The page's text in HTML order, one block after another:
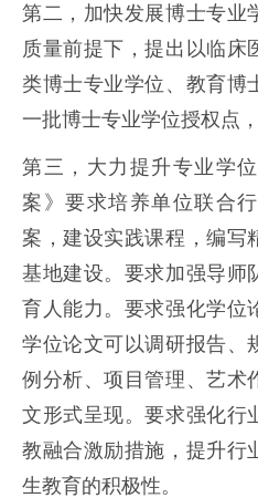
第二，加快发展博士专业
质量前提下，提出以临床
类博士专业学位、教育博
一批博士专业学位授权点
第三，大力提升专业学
案》要求培养单位联合
案，建设实践课程，编写
基地建设。要求加强导师
育人能力。要求强化学位
学位论文可以调研报告、
例分析、项目管理、艺术
文形式呈现。要求强化行
教融合激励措施，提升行
生教育的积极性。